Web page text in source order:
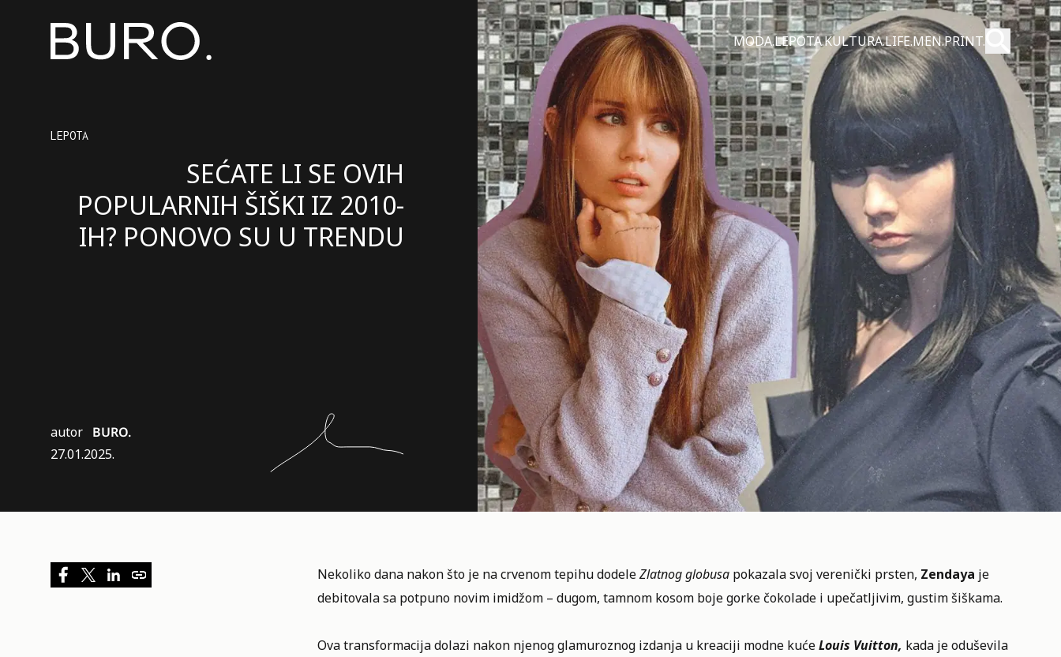
MODA.LEPOTA.KULTURA.LIFE.MEN.PRINT. Pretraži
Pošalji
LEPOTA
SEĆATE LI SE OVIH
POPULARNIH ŠIŠKI IZ 2010-
IH? PONOVO SU U TRENDU
autor BURO.
27.01.2025.
Nekoliko dana nakon što je na crvenom tepihu dodeleZlatnog globusapokazala svoj verenički prsten, Zendaya je
debitovala sa potpuno novim imidžom – dugom, tamnom kosom boje gorke čokolade i upečatljivim, gustim šiškama.
Ova transformacija dolazi nakon njenog glamuroznog izdanja u kreaciji modne kućeLouis Vuitton, kada je oduševila